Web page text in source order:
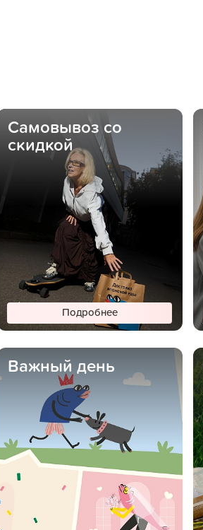
Самовывоз со
скидкой
Подробнее
Важный день